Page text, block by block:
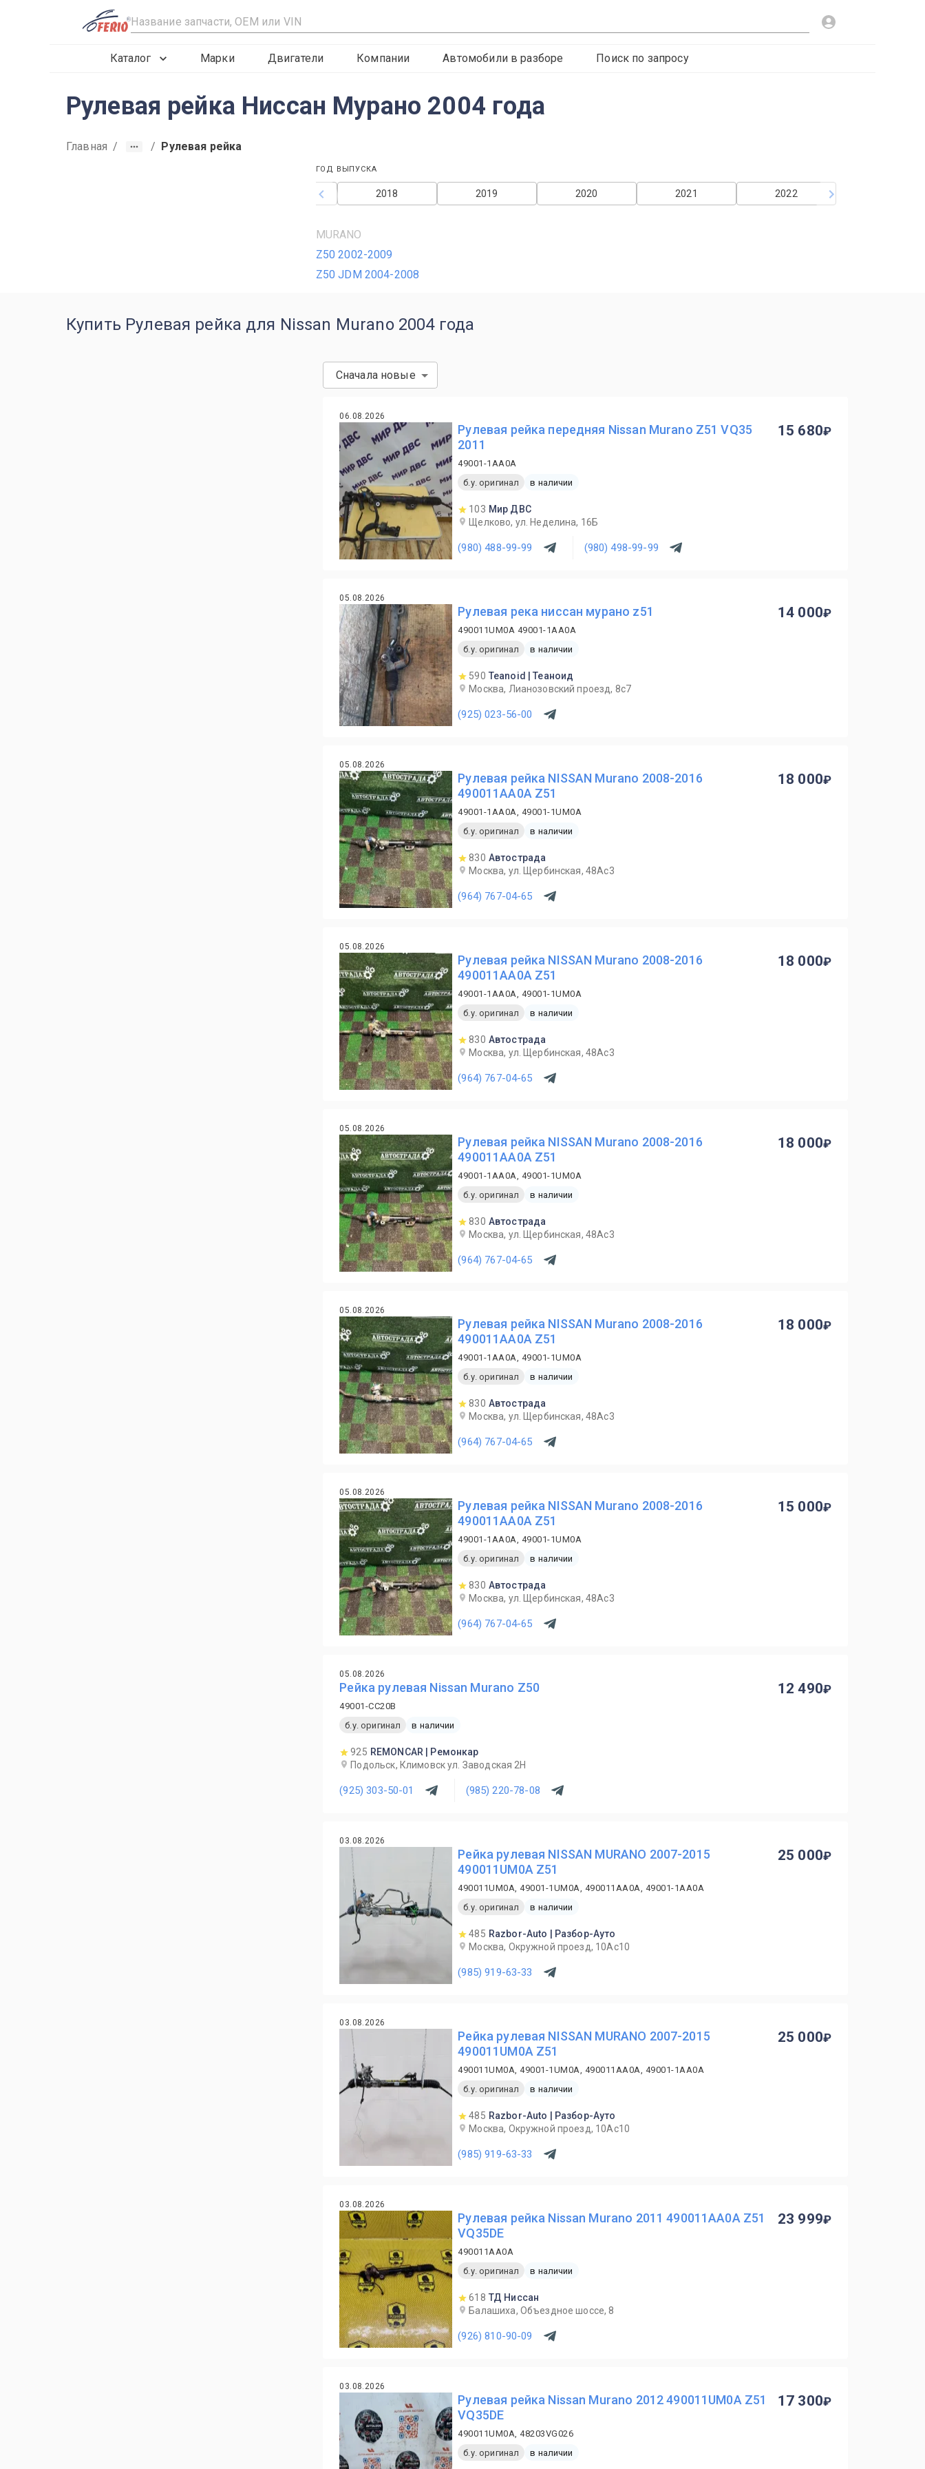
R
Каталог Марки Двигатели Компании Автомобили в разборе Поиск по запросу
Рулевая рейка Ниссан Мурано 2004 года
Главная / / Рулевая рейка
ГОД ВЫПУСКА
2022
2021
2020
2019
2018
MURANO
Z50 2002-2009
Z50 JDM 2004-2008
Купить Рулевая рейка для Nissan Murano 2004 года
Сначала новые
06.08.2026
Рулевая рейка передняя Nissan Murano Z51 VQ35
2011
49001-1AA0A
б.у. оригинал
в наличии
103 Мир ДВС
Щелково, ул. Неделина, 16Б
(980) 488-99-99 (980) 498-99-99
15 680
05.08.2026
Рулевая река ниссан мурано z51
490011UM0A 49001-1AA0A
б.у. оригинал
в наличии
590 Teanoid | Теаноид
Москва, Лианозовский проезд, 8с7
(925) 023-56-00
14 000
05.08.2026
Рулевая рейка NISSAN Murano 2008-2016
490011AA0A Z51
49001-1AA0A, 49001-1UM0A
б.у. оригинал
в наличии
830 Автострада
Москва, ул. Щербинская, 48Ас3
(964) 767-04-65
18 000
05.08.2026
Рулевая рейка NISSAN Murano 2008-2016
490011AA0A Z51
49001-1AA0A, 49001-1UM0A
б.у. оригинал
в наличии
830 Автострада
Москва, ул. Щербинская, 48Ас3
(964) 767-04-65
18 000
05.08.2026
Рулевая рейка NISSAN Murano 2008-2016
490011AA0A Z51
49001-1AA0A, 49001-1UM0A
б.у. оригинал
в наличии
830 Автострада
Москва, ул. Щербинская, 48Ас3
(964) 767-04-65
18 000
05.08.2026
Рулевая рейка NISSAN Murano 2008-2016
490011AA0A Z51
49001-1AA0A, 49001-1UM0A
б.у. оригинал
в наличии
830 Автострада
Москва, ул. Щербинская, 48Ас3
(964) 767-04-65
18 000
05.08.2026
Рулевая рейка NISSAN Murano 2008-2016
490011AA0A Z51
49001-1AA0A, 49001-1UM0A
б.у. оригинал
в наличии
830 Автострада
Москва, ул. Щербинская, 48Ас3
(964) 767-04-65
15 000
05.08.2026
Рейка рулевая Nissan Murano Z50
49001-CC20B
б.у. оригинал
в наличии
925 REMONCAR | Ремонкар
Подольск, Климовск ул. Заводская 2Н
(925) 303-50-01 (985) 220-78-08
12 490
03.08.2026
Рейка рулевая NISSAN MURANO 2007-2015
490011UM0A Z51
490011UM0A, 49001-1UM0A, 490011AA0A, 49001-1AA0A
б.у. оригинал
в наличии
485 Razbor-Auto | Разбор-Ауто
Москва, Окружной проезд, 10Ас10
(985) 919-63-33
25 000
03.08.2026
Рейка рулевая NISSAN MURANO 2007-2015
490011UM0A Z51
490011UM0A, 49001-1UM0A, 490011AA0A, 49001-1AA0A
б.у. оригинал
в наличии
485 Razbor-Auto | Разбор-Ауто
Москва, Окружной проезд, 10Ас10
(985) 919-63-33
25 000
03.08.2026
Рулевая рейка Nissan Murano 2011 490011AA0A Z51
VQ35DE
490011AA0A
б.у. оригинал
в наличии
618 ТД Ниссан
Балашиха, Объездное шоссе, 8
(926) 810-90-09
23 999
03.08.2026
Рулевая рейка Nissan Murano 2012 490011UM0A Z51
VQ35DE
490011UM0A, 48203VG026
б.у. оригинал
в наличии
17 300